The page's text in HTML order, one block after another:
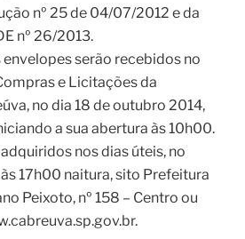
nº 25 de 04/07/2012 e da
nº 26/2013.
serão recebidos no
e Licitações da
no dia 18 de outubro 2014,
a sua abertura às 10h00.
nos dias úteis, no
17h00 naitura, sito Prefeitura
Peixoto, nº 158 – Centro ou